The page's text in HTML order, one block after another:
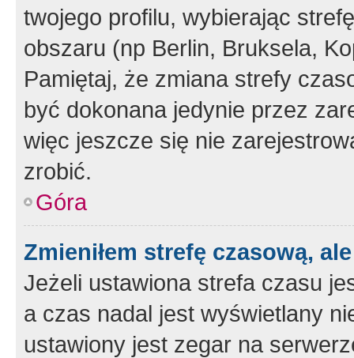
twojego profilu, wybierając
obszaru (np Berlin, Bruksela,
Pamiętaj, że zmiana strefy
być dokonana jedynie przez
więc jeszcze się nie
zrobić.
Góra
Zmieniłem strefę czasową,
Jeżeli ustawiona strefa czasu
a czas nadal jest wyświetlany
ustawiony jest zegar na